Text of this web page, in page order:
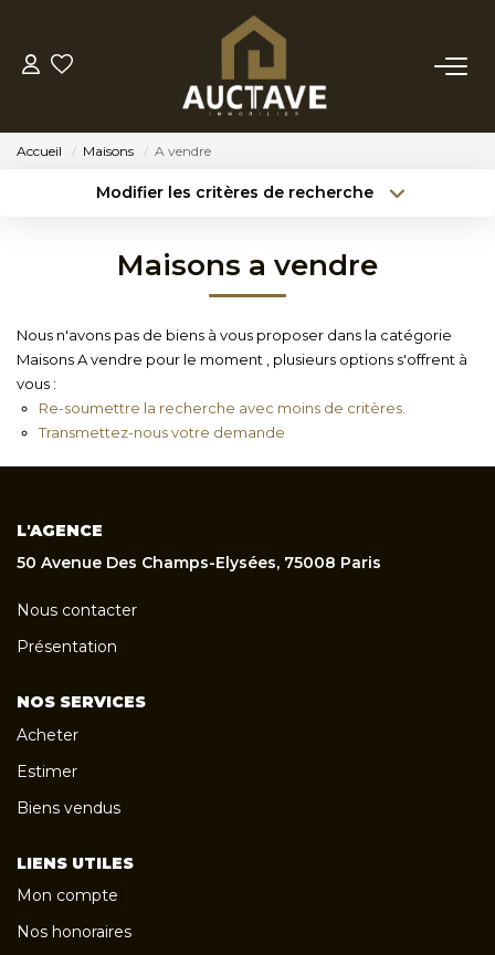
ACHETER
NOTRE PHILOSOPHIE
CONTACT
Accueil Maisons A vendre
Modifier les critères de recherche
Type de bien
Budget max Référence
Maisons a vendre
Nous n'avons pas de biens à vous proposer dans la catégorie
Maisons A vendre pour le moment , plusieurs options s'offrent à
vous :
Re-soumettre la recherche avec moins de critères.
Transmettez-nous votre demande
L'AGENCE
50 Avenue Des Champs-Elysées, 75008 Paris
Nous contacter
Présentation
NOS SERVICES
Acheter
Estimer
Biens vendus
LIENS UTILES
Mon compte
Nos honoraires